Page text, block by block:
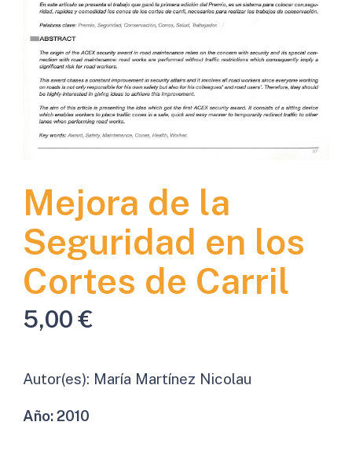
Mejora de la
Seguridad en los
Cortes de Carril
5,00€
Autor(es): María Martínez Nicolau
Año:2010